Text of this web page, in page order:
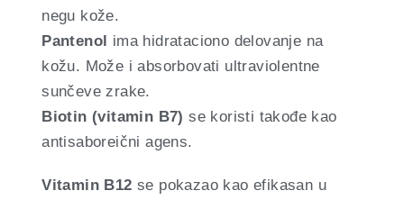
negu kože.
Pantenol ima hidrataciono delovanje na
kožu. Može i absorbovati ultraviolentne
sunčeve zrake.
Biotin (vitamin B7) se koristi takođe kao
antisaboreični agens.
Vitamin B12 se pokazao kao efikasan u